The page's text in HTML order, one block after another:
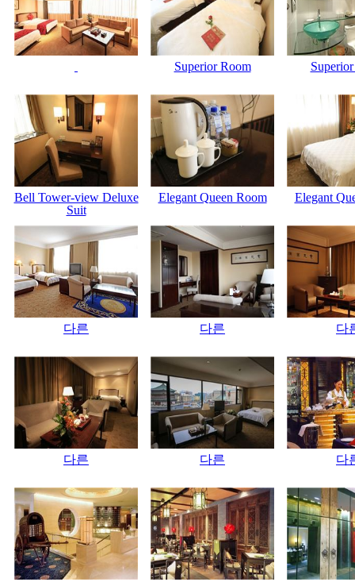
Superior Room
Bell Tower-view Deluxe
Suit
Elegant Queen Room Elegant
다른 다른 다
다른 다른 다